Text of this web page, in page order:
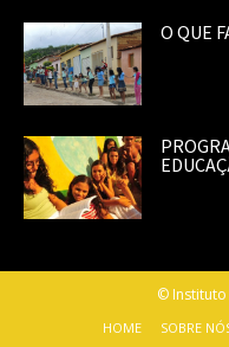
O QUE
© Instituto
HOME SOBRE